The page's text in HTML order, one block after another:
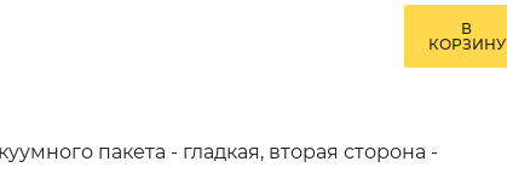
В
КОРЗИНУ
пакета - гладкая, вторая сторона -